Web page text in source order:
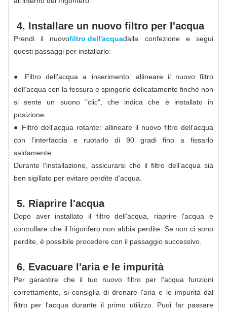
4. Installare un nuovo filtro per l'acqua
Prendi il nuovofiltro dell'acquadalla confezione e segui
questi passaggi per installarlo:
● Filtro dell'acqua a inserimento: allineare il nuovo filtro
dell'acqua con la fessura e spingerlo delicatamente finché non
si sente un suono "clic", che indica che è installato in
posizione.
● Filtro dell'acqua rotante: allineare il nuovo filtro dell'acqua
con l'interfaccia e ruotarlo di 90 gradi fino a fissarlo
saldamente.
Durante l'installazione, assicurarsi che il filtro dell'acqua sia
ben sigillato per evitare perdite d'acqua.
5. Riaprire l'acqua
Dopo aver installato il filtro dell'acqua, riaprire l'acqua e
controllare che il frigorifero non abbia perdite. Se non ci sono
perdite, è possibile procedere con il passaggio successivo.
6. Evacuare l'aria e le impurità
Per garantire che il tuo nuovo filtro per l'acqua funzioni
correttamente, si consiglia di drenare l'aria e le impurità dal
filtro per l'acqua durante il primo utilizzo. Puoi far passare